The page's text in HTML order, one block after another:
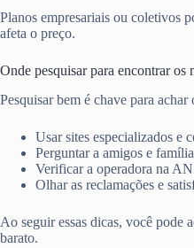
Planos empresariais ou coletivos
afeta o preço.
Onde pesquisar para encontrar
Pesquisar bem é chave para
Usar sites especializados e
Perguntar a amigos e
Verificar a operadora na
Olhar as reclamações e
Ao seguir essas dicas, você pode
barato.